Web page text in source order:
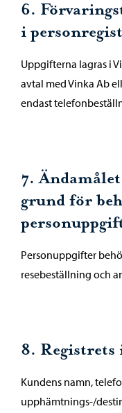
6.
i
Uppgifterna lagras i
avtal med Vinka Ab
endast
7.
grund för
Personuppgifter
resebeställning och
8.
Kundens namn,
upphämtnings-/